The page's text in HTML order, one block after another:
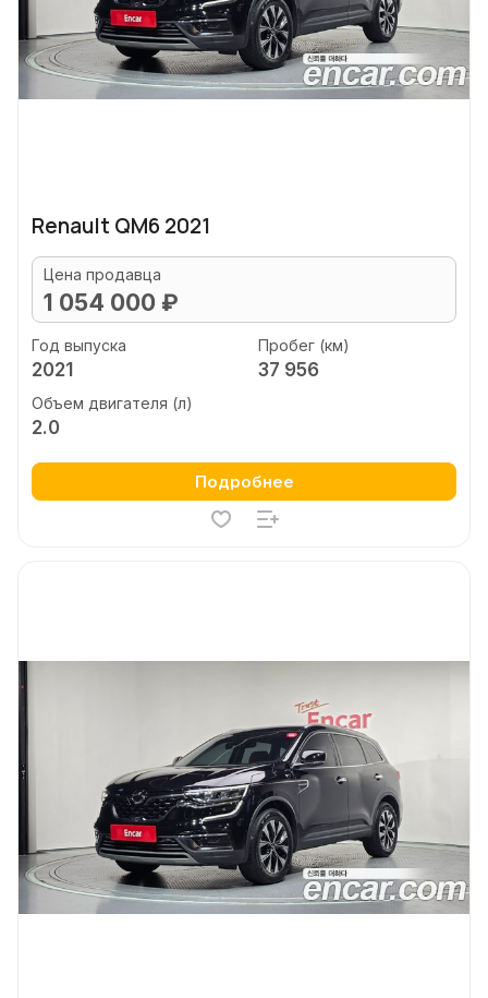
Renault QM6 2021
Цена продавца
1 054 000 ₽
Год выпуска
2021
Пробег (км)
37 956
Объем двигателя (л)
2.0
Подробнее